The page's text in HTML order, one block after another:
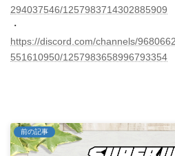
294037546/1257983714302885909
・
https://discord.com/channels/
551610950/1257983658996793354
前の記事